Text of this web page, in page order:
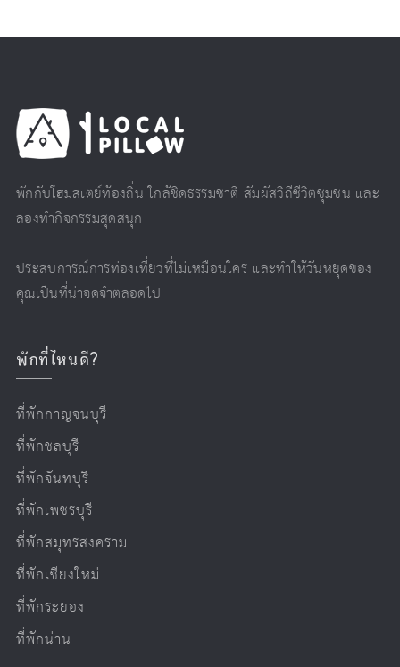
พักกับโฮมสเตย์ท้องถิ่น ใกล้ชิดธรรมชาติ สัมผัสวิถีชีวิตชุมชน และ
ลองทำกิจกรรมสุดสนุก
ประสบการณ์การท่องเที่ยวที่ไม่เหมือนใคร และทำให้วันหยุดของ
คุณเป็นที่น่าจดจำตลอดไป
พักที่ไหนดี?
ที่พักกาญจนบุรี
ที่พักชลบุรี
ที่พักจันทบุรี
ที่พักเพชรบุรี
ที่พักสมุทรสงคราม
ที่พักเชียงใหม่
ที่พักระยอง
ที่พักน่าน